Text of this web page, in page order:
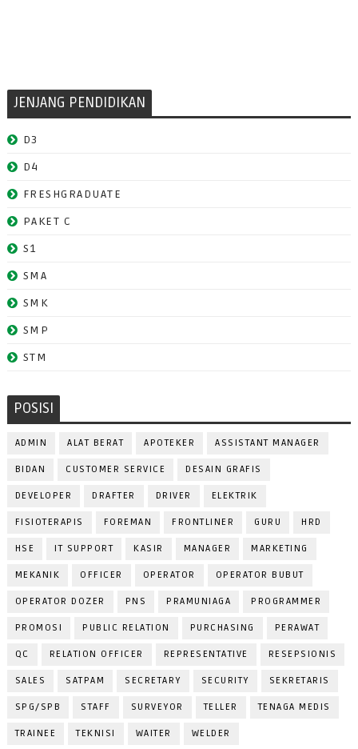
JENJANG PENDIDIKAN
D3
D4
FRESHGRADUATE
PAKET C
S1
SMA
SMK
SMP
STM
POSISI
ADMIN ALAT BERAT APOTEKER ASSISTANT MANAGER
BIDAN CUSTOMER SERVICE DESAIN GRAFIS
DEVELOPER DRAFTER DRIVER ELEKTRIK
FISIOTERAPIS FOREMAN FRONTLINER GURU HRD
HSE IT SUPPORT KASIR MANAGER MARKETING
MEKANIK OFFICER OPERATOR OPERATOR BUBUT
OPERATOR DOZER PNS PRAMUNIAGA PROGRAMMER
PROMOSI PUBLIC RELATION PURCHASING PERAWAT
QC RELATION OFFICER REPRESENTATIVE RESEPSIONIS
SALES SATPAM SECRETARY SECURITY SEKRETARIS
SPG/SPB STAFF SURVEYOR TELLER TENAGA MEDIS
TRAINEE TEKNISI WAITER WELDER